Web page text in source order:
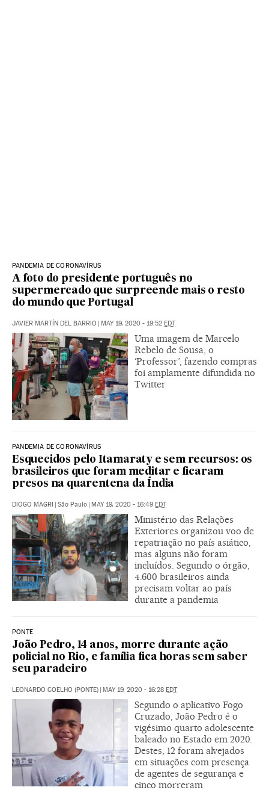
PANDEMIA DE CORONAVÍRUS
A foto do presidente português no
supermercado que surpreende mais o resto
do mundo que Portugal
JAVIER MARTÍN DEL BARRIO MAY 19, 2020 - 19:52 EDT
Uma imagem de Marcelo
Rebelo de Sousa, o
‘Professor’, fazendo compras
foi amplamente difundida no
Twitter
PANDEMIA DE CORONAVÍRUS
Esquecidos pelo Itamaraty e sem recursos: os
brasileiros que foram meditar e ficaram
presos na quarentena da Índia
DIOGO MAGRI São Paulo MAY 19, 2020 - 16:49 EDT
Ministério das Relações
Exteriores organizou voo de
repatriação no país asiático,
mas alguns não foram
incluídos. Segundo o órgão,
4.600 brasileiros ainda
precisam voltar ao país
durante a pandemia
PONTE
João Pedro, 14 anos, morre durante ação
policial no Rio, e família fica horas sem saber
seu paradeiro
LEONARDO COELHO (PONTE) MAY 19, 2020 - 16:28 EDT
Segundo o aplicativo Fogo
Cruzado, João Pedro é o
vigésimo quarto adolescente
baleado no Estado em 2020.
Destes, 12 foram alvejados
em situações com presença
de agentes de segurança e
cinco morreram